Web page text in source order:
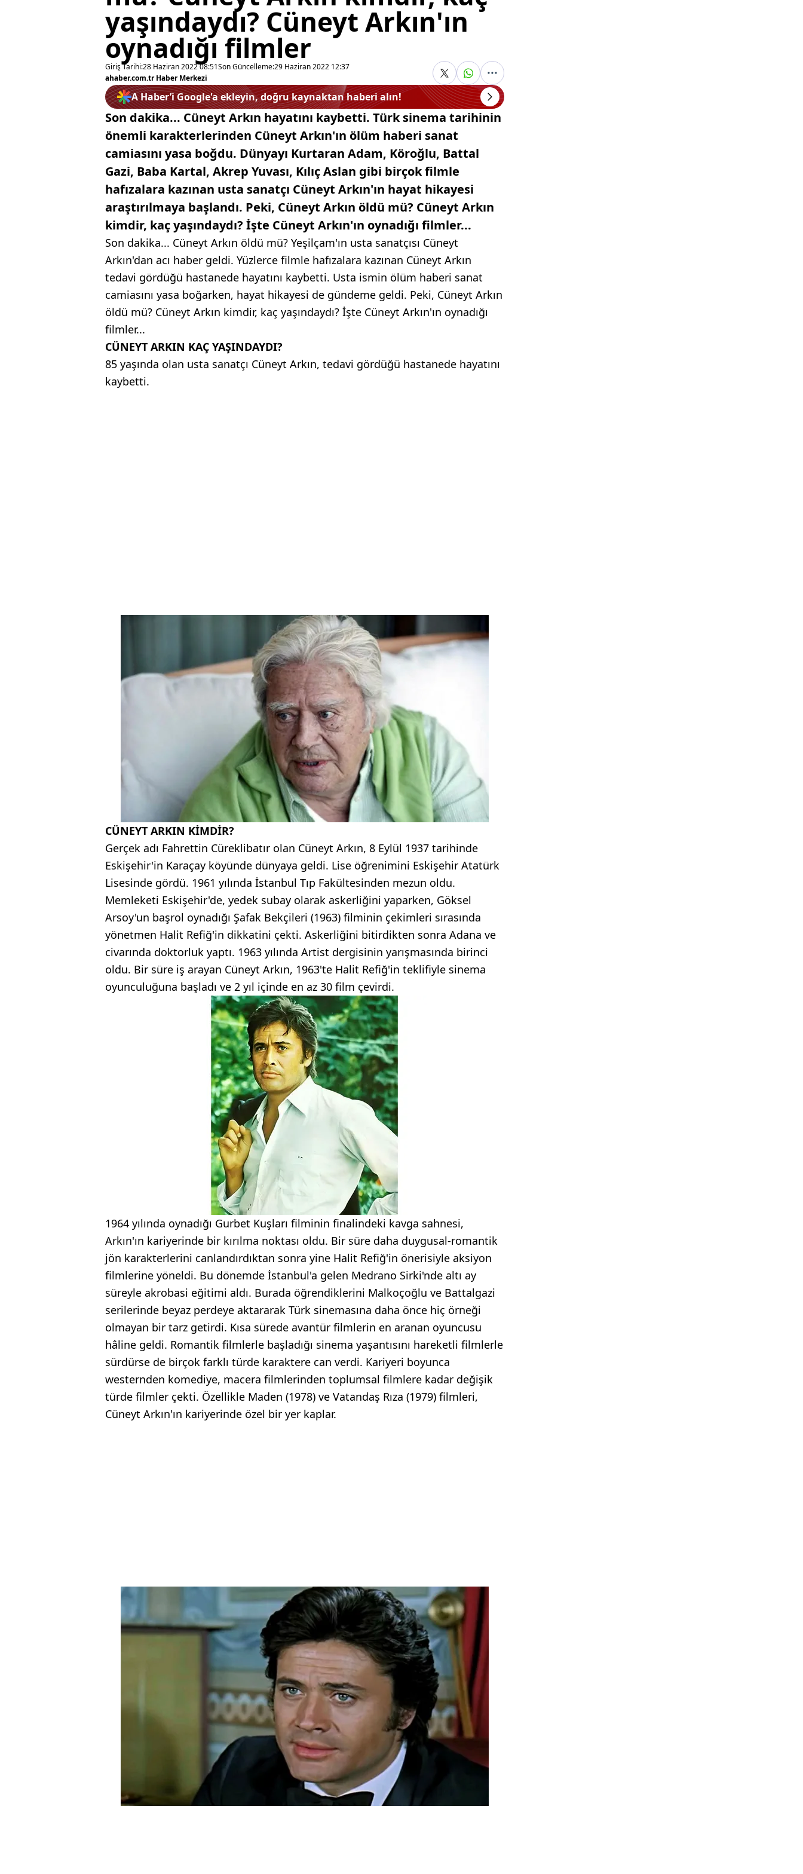
yaşındaydı? Cüneyt Arkın'ın
oynadığı filmler
Giriş Tarihi:28 Haziran 2022 08:51Son Güncelleme:29 Haziran 2022 12:37
ahaber.com.tr Haber Merkezi
A Haber’i Google'a ekleyin, doğru kaynaktan haberi alın!
Son dakika... Cüneyt Arkın hayatını kaybetti. Türk sinema tarihinin
önemli karakterlerinden Cüneyt Arkın'ın ölüm haberi sanat
camiasını yasa boğdu. Dünyayı Kurtaran Adam, Köroğlu, Battal
Gazi, Baba Kartal, Akrep Yuvası, Kılıç Aslan gibi birçok filmle
hafızalara kazınan usta sanatçı Cüneyt Arkın'ın hayat hikayesi
araştırılmaya başlandı. Peki, Cüneyt Arkın öldü mü? Cüneyt Arkın
kimdir, kaç yaşındaydı? İşte Cüneyt Arkın'ın oynadığı filmler...
Son dakika... Cüneyt Arkın öldü mü? Yeşilçam'ın usta sanatçısı Cüneyt
Arkın'dan acı haber geldi. Yüzlerce filmle hafızalara kazınan Cüneyt Arkın
tedavi gördüğü hastanede hayatını kaybetti. Usta ismin ölüm haberi sanat
camiasını yasa boğarken, hayat hikayesi de gündeme geldi. Peki, Cüneyt Arkın
öldü mü? Cüneyt Arkın kimdir, kaç yaşındaydı? İşte Cüneyt Arkın'ın oynadığı
filmler...
CÜNEYT ARKIN KAÇ YAŞINDAYDI?
85 yaşında olan usta sanatçı Cüneyt Arkın, tedavi gördüğü hastanede hayatını
kaybetti.
CÜNEYT ARKIN KİMDİR?
Gerçek adı Fahrettin Cüreklibatır olan Cüneyt Arkın, 8 Eylül 1937 tarihinde
Eskişehir'in Karaçay köyünde dünyaya geldi. Lise öğrenimini Eskişehir Atatürk
Lisesinde gördü. 1961 yılında İstanbul Tıp Fakültesinden mezun oldu.
Memleketi Eskişehir'de, yedek subay olarak askerliğini yaparken, Göksel
Arsoy'un başrol oynadığı Şafak Bekçileri (1963) filminin çekimleri sırasında
yönetmen Halit Refiğ'in dikkatini çekti. Askerliğini bitirdikten sonra Adana ve
civarında doktorluk yaptı. 1963 yılında Artist dergisinin yarışmasında birinci
oldu. Bir süre iş arayan Cüneyt Arkın, 1963'te Halit Refiğ'in teklifiyle sinema
oyunculuğuna başladı ve 2 yıl içinde en az 30 film çevirdi.
1964 yılında oynadığı Gurbet Kuşları filminin finalindeki kavga sahnesi,
Arkın'ın kariyerinde bir kırılma noktası oldu. Bir süre daha duygusal-romantik
jön karakterlerini canlandırdıktan sonra yine Halit Refiğ'in önerisiyle aksiyon
filmlerine yöneldi. Bu dönemde İstanbul'a gelen Medrano Sirki'nde altı ay
süreyle akrobasi eğitimi aldı. Burada öğrendiklerini Malkoçoğlu ve Battalgazi
serilerinde beyaz perdeye aktararak Türk sinemasına daha önce hiç örneği
olmayan bir tarz getirdi. Kısa sürede avantür filmlerin en aranan oyuncusu
hâline geldi. Romantik filmlerle başladığı sinema yaşantısını hareketli filmlerle
sürdürse de birçok farklı türde karaktere can verdi. Kariyeri boyunca
westernden komediye, macera filmlerinden toplumsal filmlere kadar değişik
türde filmler çekti. Özellikle Maden (1978) ve Vatandaş Rıza (1979) filmleri,
Cüneyt Arkın'ın kariyerinde özel bir yer kaplar.